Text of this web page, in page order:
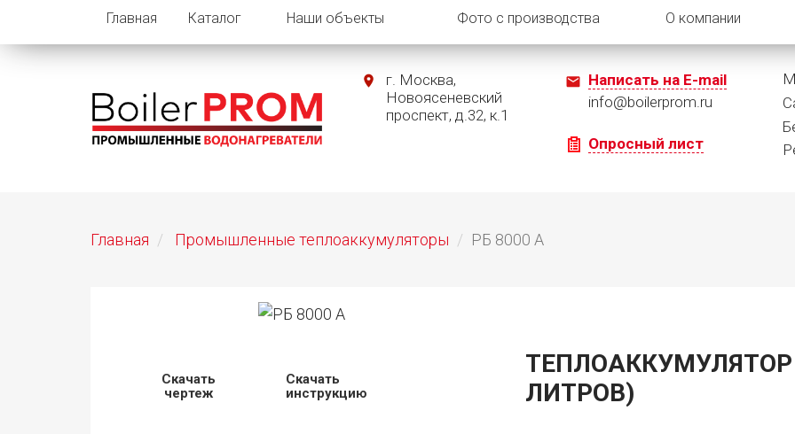
Главная Каталог Наши объекты Фото с производства О компании
г. Москва,
Новоясеневский
проспект, д.32, к.1
Написать на E-mail
info@boilerprom.ru
Опросный лист
Главная Промышленные теплоаккумуляторы РБ 8000 А
Скачать
чертеж
Скачать
инструкцию
ТЕПЛОАККУМУЛЯТОР
ЛИТРОВ)